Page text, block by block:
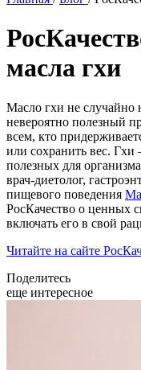
масла гхи
Масло гхи не
невероятно полезный
всем, кто
или сохранить вес.
полезных для
врач-диетолог,
пищевого поведения
РосКачество о ценных
включать его в свой
Читайте на сайте
Поделитесь
еще интересное